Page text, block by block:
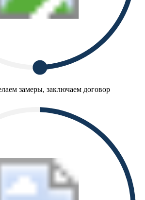
замеры, заключаем договор